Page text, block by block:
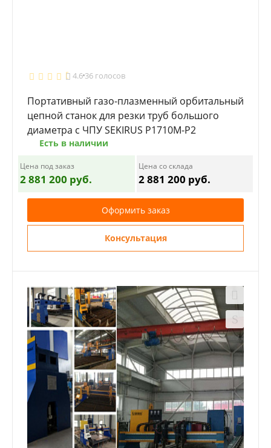
4.6 36 голосов
Портативный газо-плазменный орбитальный
цепной станок для резки труб большого
диаметра с ЧПУ SEKIRUS P1710M-P2
Есть в наличии
Цена под заказ
2 881 200 руб.
Цена со склада
2 881 200 руб.
Оформить заказ
Консультация